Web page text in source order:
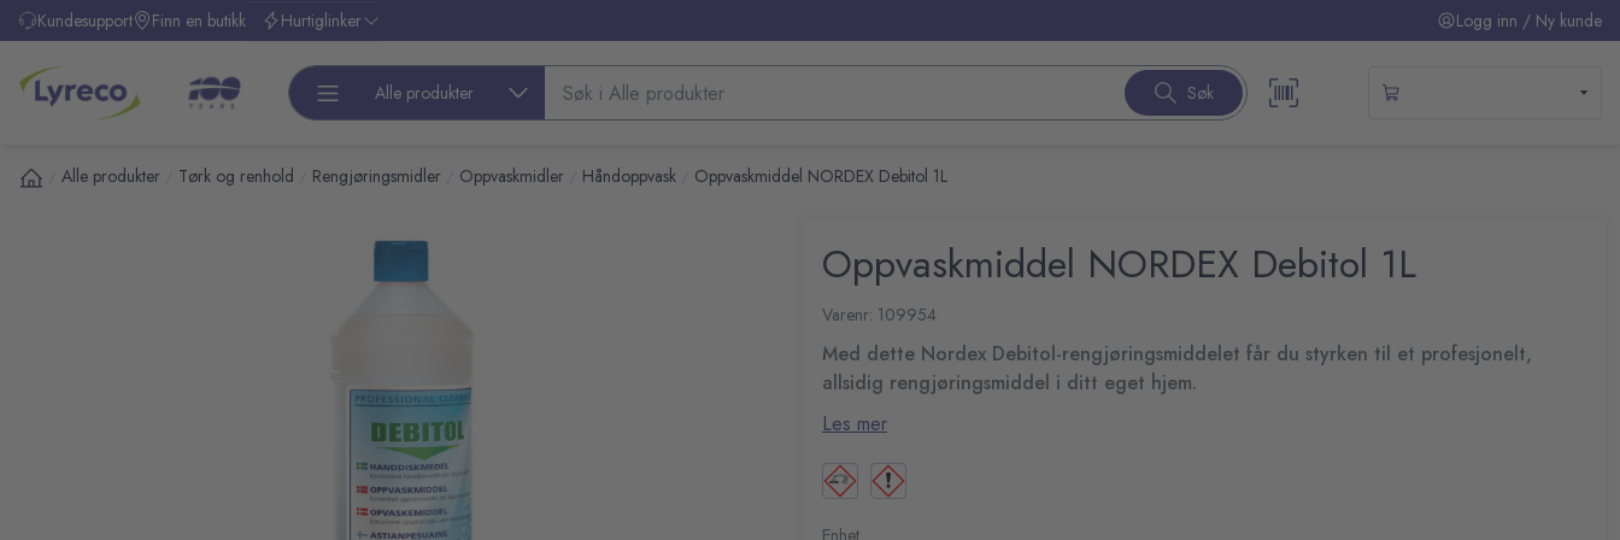
hovedinnhold
Kundesupport Finn en butikk Hurtiglinker Logg inn / Ny kunde
Alle produkter Søk etter produkter Søk
Alle produkter Tørk og renhold Rengjøringsmidler Oppvaskmidler Håndoppvask Oppvaskmiddel NORDEX Debitol 1L
Oppvaskmiddel NORDEX Debitol 1L
Varenr: 109954
Med dette Nordex Debitol-rengjøringsmiddelet får du styrken til et profesjonelt,
allsidig rengjøringsmiddel i ditt eget hjem.
Gi hjemmet ditt en profesjonell rengjøring med et rengjøringsmiddel som er sikkert nok for
hendene dine og sterkt nok til å fjerne de tøffeste flekkene. Den luktfrie, fargeløse formelen
er høykonsentrert og kan enkelt fortynnes til en styrke som egner seg for hvilken som helst
oppgave i hjemmet.
Konsentrert formel for tilpasset rengjøring
Flere bruksområder – sparer tid og penger
Les mer
Enhet